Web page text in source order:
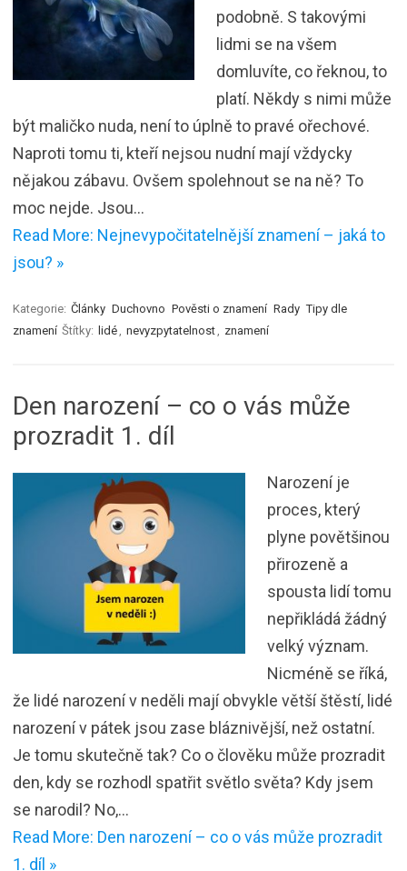
podobně. S takovými
lidmi se na všem
domluvíte, co řeknou, to
platí. Někdy s nimi může
být maličko nuda, není to úplně to pravé ořechové.
Naproti tomu ti, kteří nejsou nudní mají vždycky
nějakou zábavu. Ovšem spolehnout se na ně? To
moc nejde. Jsou…
Read More: Nejnevypočitatelnější znamení – jaká to
jsou? »
Kategorie: Články Duchovno Pověsti o znamení Rady Tipy dle
znamení Štítky: lidé nevyzpytatelnost znamení
Den narození – co o vás může
prozradit 1. díl
Narození je
proces, který
plyne povětšinou
přirozeně a
spousta lidí tomu
nepřikládá žádný
velký význam.
Nicméně se říká,
že lidé narození v neděli mají obvykle větší štěstí, lidé
narození v pátek jsou zase bláznivější, než ostatní.
Je tomu skutečně tak? Co o člověku může prozradit
den, kdy se rozhodl spatřit světlo světa? Kdy jsem
se narodil? No,…
Read More: Den narození – co o vás může prozradit
1. díl »